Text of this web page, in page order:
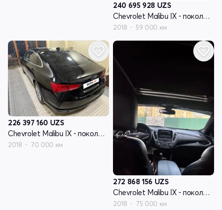
240 695 928 UZS
Chevrolet Malibu IX - поколение
2018 59 000 км
226 397 160 UZS
Chevrolet Malibu IX - поколение
2018 70 000 км
272 868 156 UZS
Chevrolet Malibu IX - поколение
2018 75 000 км